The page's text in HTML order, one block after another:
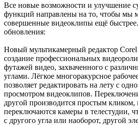
Bсе новые возможности и улучшение
функций направлены на то, чтобы мы
совершенные видеоклипы ещё
обновления:
Новый мультикамерный редактор
создание профессиональных
футажей видео, захваченного с
углами. Лёгкое многоракурсное
позволяет редактировать на лету с
просмотром видеоклипов.
другой производится простым кликом,
переключаются камеры в телестудии,
с другого угла или наоборот, другой